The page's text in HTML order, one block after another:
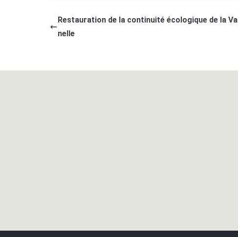
Restauration de la continuité écologique de la Va
nelle